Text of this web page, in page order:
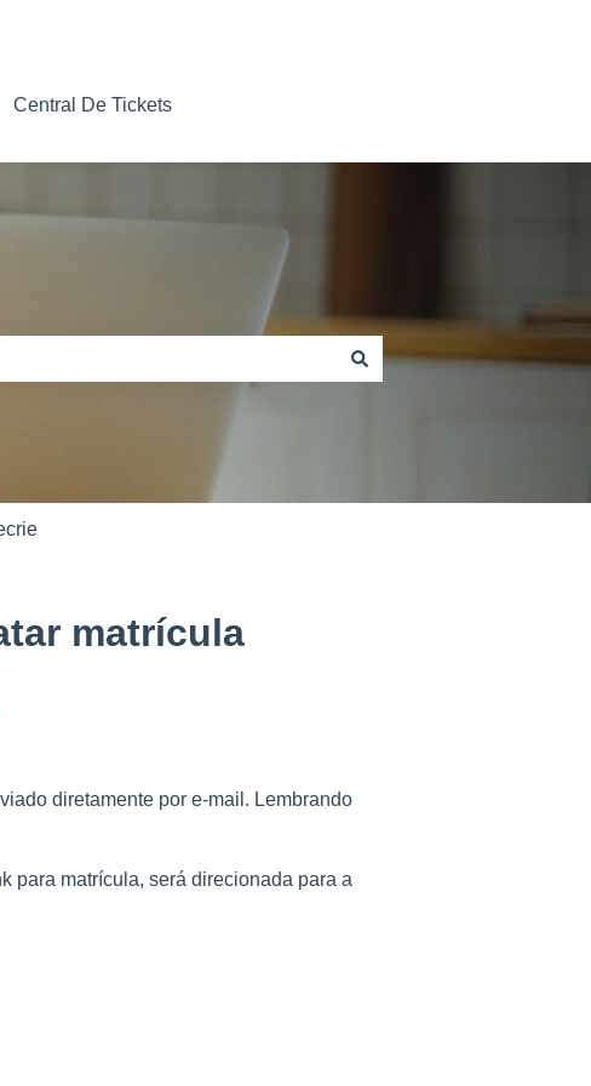
Central De Tickets
matrícula
diretamente por e-mail. Lembrando
para matrícula, será direcionada para a